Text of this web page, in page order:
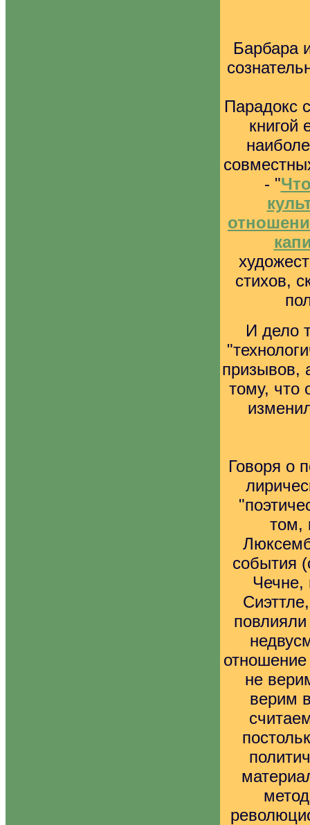
Барбара
Парадокс
книгой
- "
стихов,
И дело
призывов,
тому, что
Говоря о
том,
события
Чечне,
не
верим